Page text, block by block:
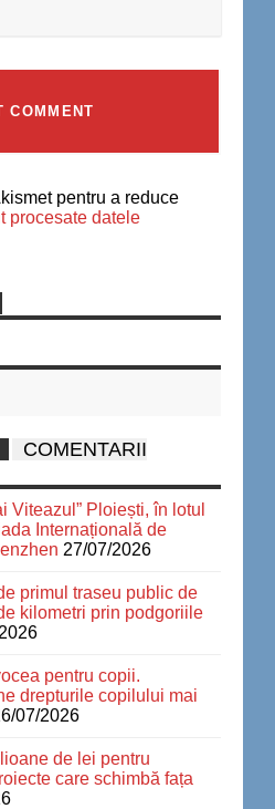
pentru a reduce
procesate datele
COMENTARII
Viteazul” Ploiești, în lotul
Internațională de
27/07/2026
primul traseu public de
kilometri prin podgoriile
pentru copii.
drepturile copilului mai
07/2026
de lei pentru
care schimbă fața